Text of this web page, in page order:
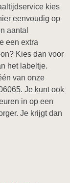
kies
eenvoudig op
aantal
een extra
Kies dan voor
het labeltje.
van onze
Je kunt ook
in op een
Je krijgt dan